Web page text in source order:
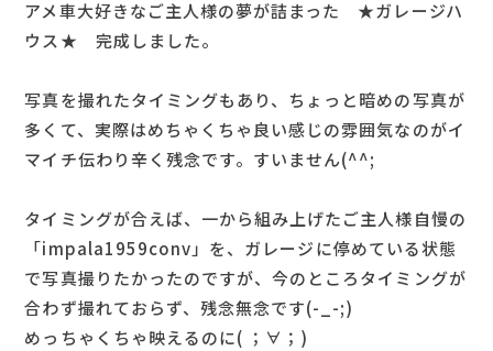
アメ車大好きなご主人様の夢が詰まった ★ガレージハ
ウス★ 完成しました。
写真を撮れたタイミングもあり、ちょっと暗めの写真が
多くて、実際はめちゃくちゃ良い感じの雰囲気なのがイ
マイチ伝わり辛く残念です。すいません(^^;
タイミングが合えば、一から組み上げたご主人様自慢の
「impala1959conv」を、ガレージに停めている状態
で写真撮りたかったのですが、今のところタイミングが
合わず撮れておらず、残念無念です(-_-;)
めっちゃくちゃ映えるのに( ；∀；)